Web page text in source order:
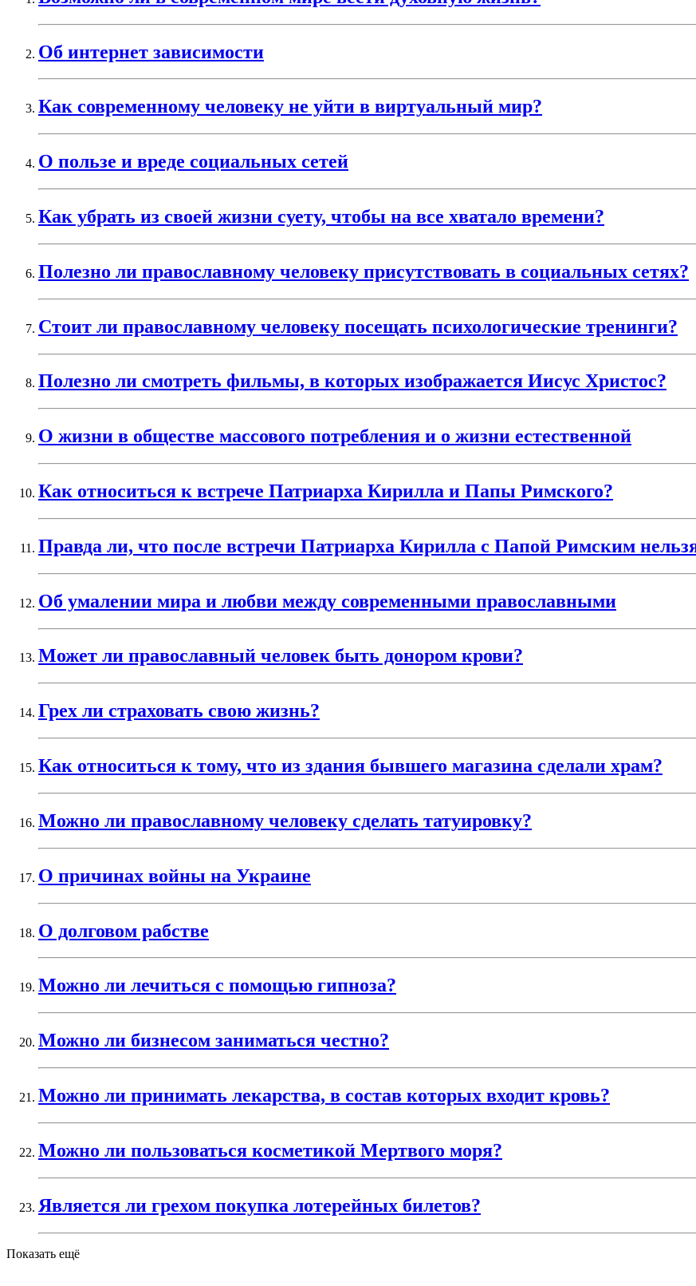
Об интернет зависимости
Как современному человеку не уйти в виртуальный мир?
О пользе и вреде социальных сетей
Как убрать из своей жизни суету, чтобы на все хватало времени?
Полезно ли православному человеку присутствовать в социальных сетях?
Стоит ли православному человеку посещать психологические тренинги?
Полезно ли смотреть фильмы, в которых изображается Иисус Христос?
О жизни в обществе массового потребления и о жизни естественной
Как относиться к встрече Патриарха Кирилла и Папы Римского?
Правда ли, что после встречи Патриарха Кирилла с Папой Римским
Об умалении мира и любви между современными православными
Может ли православный человек быть донором крови?
Грех ли страховать свою жизнь?
Как относиться к тому, что из здания бывшего магазина сделали храм?
Можно ли православному человеку сделать татуировку?
О причинах войны на Украине
О долговом рабстве
Можно ли лечиться с помощью гипноза?
Можно ли бизнесом заниматься честно?
Можно ли принимать лекарства, в состав которых входит кровь?
Можно ли пользоваться косметикой Мертвого моря?
Является ли грехом покупка лотерейных билетов?
Показать ещё